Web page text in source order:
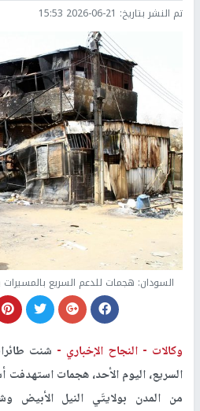
تم النشر بتاريخ: 2026-06-21 15:53
السودان: هجمات للدعم السريع
وكالات -النجاح الإخباري - شنت
السريع، اليوم الأحد، هجمات
من المدن بولايتَي النيل الأبيض